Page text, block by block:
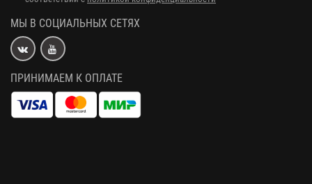
МЫ В СОЦИАЛЬНЫХ СЕТЯХ
ПРИНИМАЕМ К ОПЛАТЕ